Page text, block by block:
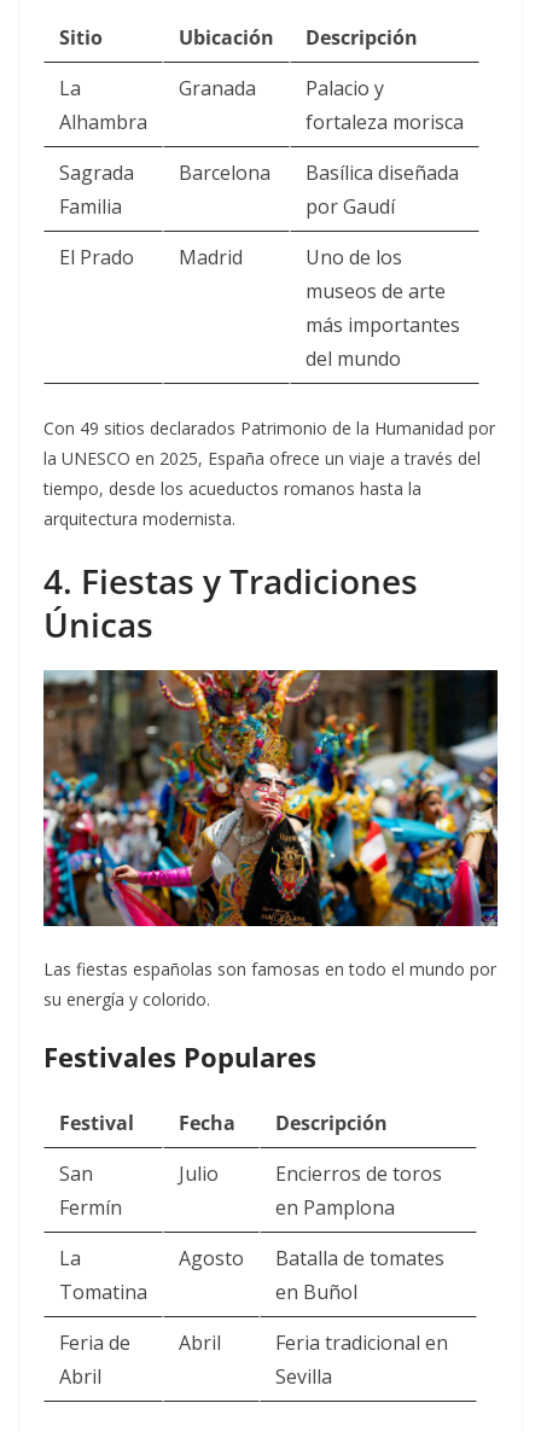
Sitio Ubicación
Descripción
La
Alhambra
Granada
Palacio y
fortaleza morisca
Sagrada
Familia
Barcelona
Basílica diseñada
por Gaudí
El Prado
Madrid
Uno de los
museos de arte
más importantes
del mundo
Con 49 sitios declarados Patrimonio de la Humanidad por
la UNESCO en 2025, España ofrece un viaje a través del
tiempo, desde los acueductos romanos hasta la
arquitectura modernista.
4. Fiestas y Tradiciones
Únicas
Las fiestas españolas son famosas en todo el mundo por
su energía y colorido.
Festivales Populares
Festival Fecha
Descripción
San
Fermín
Julio
Encierros de toros
en Pamplona
La
Tomatina
Agosto
Batalla de tomates
en Buñol
Feria de
Abril
Abril
Feria tradicional en
Sevilla